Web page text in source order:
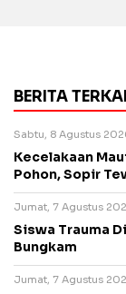
BERITA
Sabtu, 8 Agustus
Kecelakaan
Pohon, Sopir
Jumat, 7 Agustus
Siswa Trauma
Bungkam
Jumat, 7 Agustus